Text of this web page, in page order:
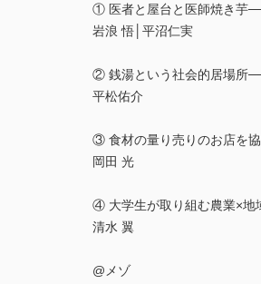
① 医者と屋台と医師焼き芋
岩浪 悟│平沼仁実
② 銭湯という社会的居場所
平松佑介
③ 食材の量り売りのお店を
岡田 光
④ 大学生が取り組む農業×地
清水 翼
@メゾ